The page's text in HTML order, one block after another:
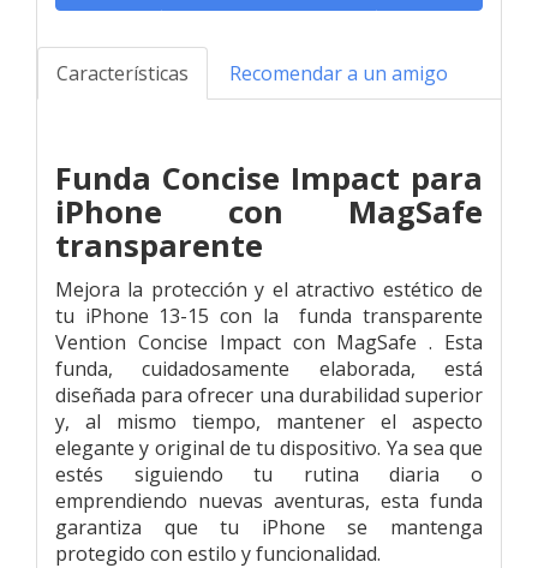
Características Recomendar a un amigo
Funda Concise Impact para
iPhone con MagSafe
transparente
Mejora la protección y el atractivo estético de
tu iPhone 13-15 con la funda transparente
Vention Concise Impact con MagSafe . Esta
funda, cuidadosamente elaborada, está
diseñada para ofrecer una durabilidad superior
y, al mismo tiempo, mantener el aspecto
elegante y original de tu dispositivo. Ya sea que
estés siguiendo tu rutina diaria o
emprendiendo nuevas aventuras, esta funda
garantiza que tu iPhone se mantenga
protegido con estilo y funcionalidad.